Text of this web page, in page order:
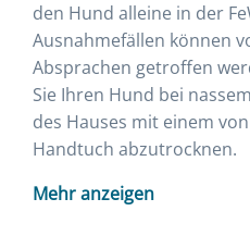
den Hund alleine in der
Ausnahmefällen können
Absprachen getroffen
Sie Ihren Hund bei
des Hauses mit einem
Handtuch abzutrocknen.
Mehr anzeigen